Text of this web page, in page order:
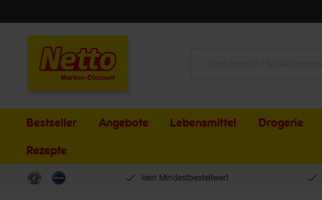
Bestseller Angebote Lebensmittel Drogerie
Rezepte
kein Mindestbestellwert